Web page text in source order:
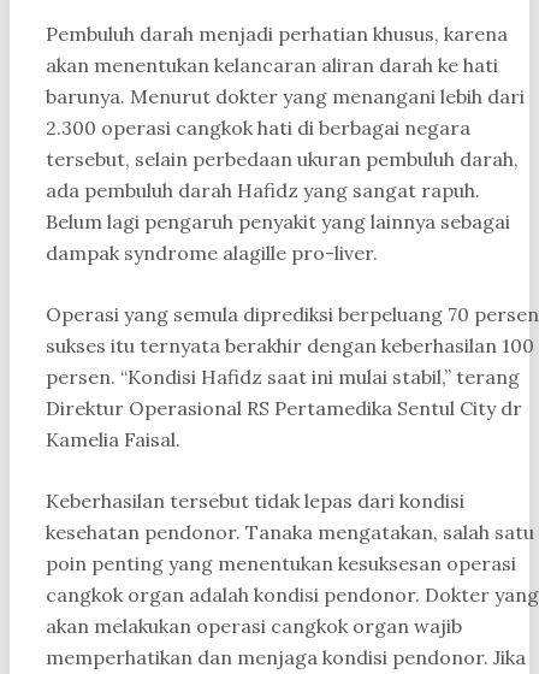
Pembuluh darah menjadi perhatian khusus, karena
akan menentukan kelancaran aliran darah ke hati
barunya. Menurut dokter yang menangani lebih dari
2.300 operasi cangkok hati di berbagai negara
tersebut, selain perbedaan ukuran pembuluh darah,
ada pembuluh darah Hafidz yang sangat rapuh.
Belum lagi pengaruh penyakit yang lainnya sebagai
dampak syndrome alagille pro-liver.
Operasi yang semula diprediksi berpeluang 70 persen
sukses itu ternyata berakhir dengan keberhasilan 100
persen. “Kondisi Hafidz saat ini mulai stabil,” terang
Direktur Operasional RS Pertamedika Sentul City dr
Kamelia Faisal.
Keberhasilan tersebut tidak lepas dari kondisi
kesehatan pendonor. Tanaka mengatakan, salah satu
poin penting yang menentukan kesuksesan operasi
cangkok organ adalah kondisi pendonor. Dokter yang
akan melakukan operasi cangkok organ wajib
memperhatikan dan menjaga kondisi pendonor. Jika